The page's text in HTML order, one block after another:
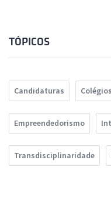
TÓPICOS
Candidaturas
Empreendedorismo
Transdisciplinaridade